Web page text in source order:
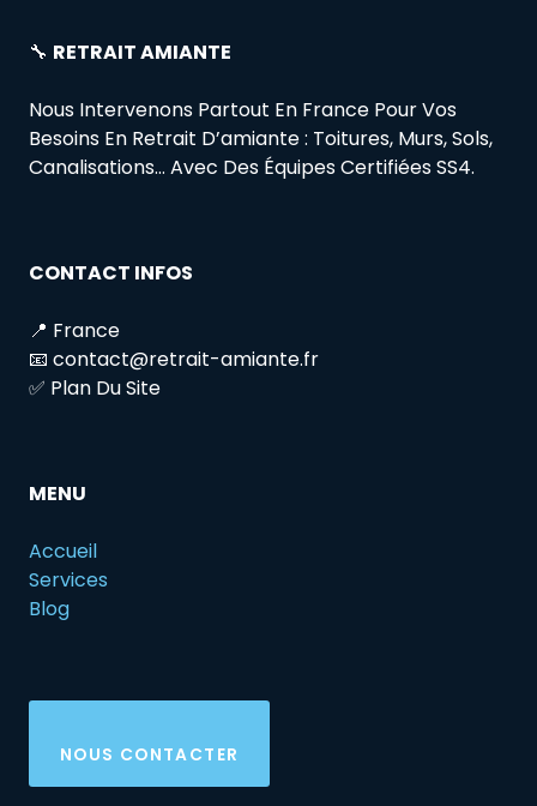
🔧 RETRAIT AMIANTE
Nous Intervenons Partout En France Pour Vos
Besoins En Retrait D’amiante : Toitures, Murs, Sols,
Canalisations… Avec Des Équipes Certifiées SS4.
CONTACT INFOS
📍 France
📧 contact@retrait-amiante.fr
✅ Plan Du Site
MENU
Accueil
Services
Blog
NOUS CONTACTER